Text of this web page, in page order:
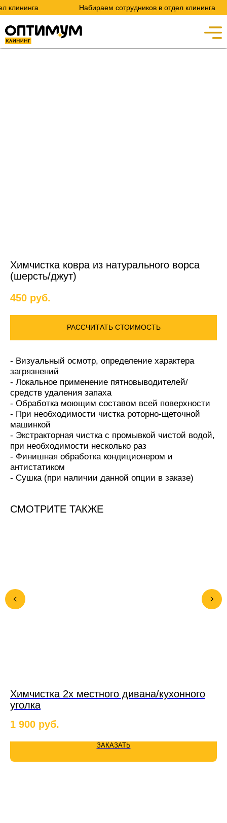
клининга Набираем сотрудников в отдел клининга
Химчистка ковра из натурального ворса
(шерсть/джут)
450 руб.
РАССЧИТАТЬ СТОИМОСТЬ
- Визуальный осмотр, определение характера
загрязнений
- Локальное применение пятновыводителей/
средств удаления запаха
- Обработка моющим составом всей поверхности
- При необходимости чистка роторно-щеточной
машинкой
- Экстракторная чистка с промывкой чистой водой,
при необходимости несколько раз
- Финишная обработка кондиционером и
антистатиком
- Сушка (при наличии данной опции в заказе)
СМОТРИТЕ ТАКЖЕ
Химчистка 2х местного дивана/кухонного
уголка
1 900 руб.
ЗАКАЗАТЬ